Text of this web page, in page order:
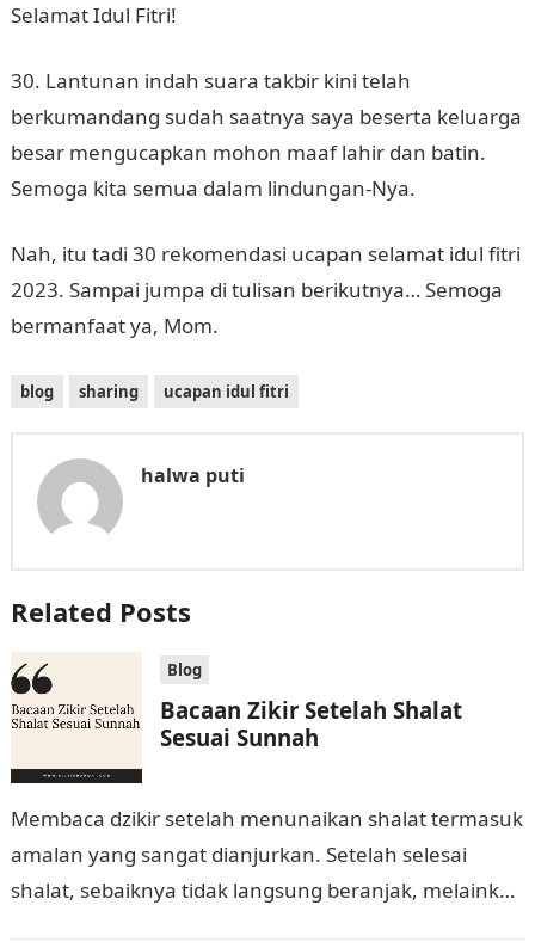
Selamat Idul Fitri!
30. Lantunan indah suara takbir kini telah
berkumandang sudah saatnya saya beserta keluarga
besar mengucapkan mohon maaf lahir dan batin.
Semoga kita semua dalam lindungan-Nya.
Nah, itu tadi 30 rekomendasi ucapan selamat idul fitri
2023. Sampai jumpa di tulisan berikutnya… Semoga
bermanfaat ya, Mom.
blog sharing ucapan idul fitri
halwa puti
Related Posts
Blog
Bacaan Zikir Setelah Shalat
Sesuai Sunnah
Membaca dzikir setelah menunaikan shalat termasuk
amalan yang sangat dianjurkan. Setelah selesai
shalat, sebaiknya tidak langsung beranjak, melainkan